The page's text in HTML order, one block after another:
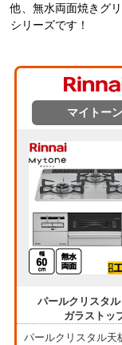
他、無水両面焼きグ
シリーズです！
マイトーン
パールクリスタ
ガラストッ
パールクリスタル天